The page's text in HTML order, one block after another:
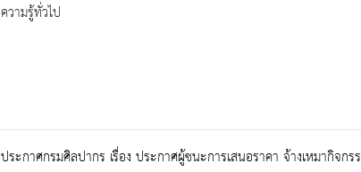
ความรู้ทั่วไป
ประกาศกรมศิลปากร เรื่อง ประกาศผู้ชนะการเสนอราคา จ้างเหมากิจ